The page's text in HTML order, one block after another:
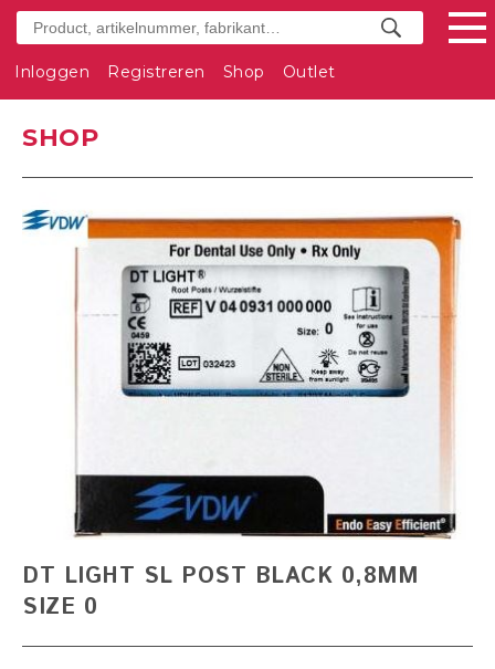
Inloggen Registreren Shop Outlet
SHOP
DT LIGHT SL POST BLACK 0,8MM
SIZE 0